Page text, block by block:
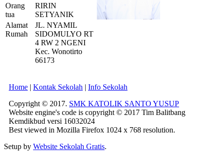
Orang
tua
RIRIN
SETYANIK
Alamat
Rumah
JL. NYAMIL
SIDOMULYO RT
4 RW 2 NGENI
Kec. Wonotirto
66173
Home | Kontak Sekolah | Info Sekolah
Copyright © 2017. SMK KATOLIK SANTO YUSUP
Website engine's code is copyright © 2017 Tim Balitbang
Kemdikbud versi 16032024
Best viewed in Mozilla Firefox 1024 x 768 resolution.
Setup by Website Sekolah Gratis.